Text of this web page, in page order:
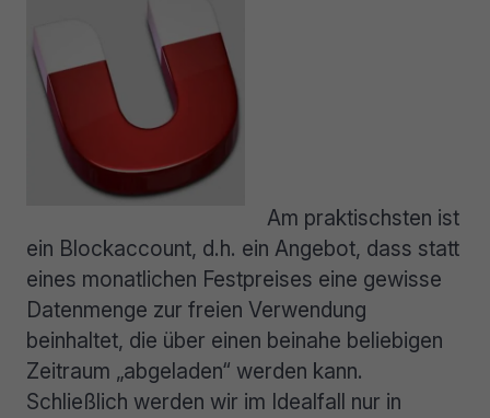
Am praktischsten ist
ein Blockaccount, d.h. ein Angebot, dass statt
eines monatlichen Festpreises eine gewisse
Datenmenge zur freien Verwendung
beinhaltet, die über einen beinahe beliebigen
Zeitraum „abgeladen“ werden kann.
Schließlich werden wir im Idealfall nur in